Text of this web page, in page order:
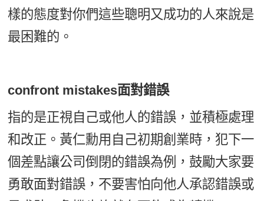
樣的態度對你們這些聰明又成功的人來說是
最困難的。
confront mistakes面對錯誤
指的是正視自己或他人的錯誤，並積極處理
和改正。黃仁勳用自己初期創業時，犯下一
個差點讓公司倒閉的錯誤為例，鼓勵大家要
勇敢面對錯誤，不要害怕向他人承認錯誤或